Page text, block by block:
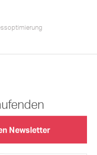
Newsletter